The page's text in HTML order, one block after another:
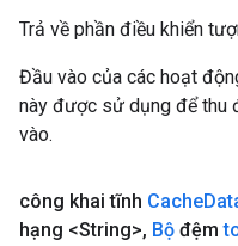
Trả về phần điều khiển
Đầu vào của các hoạt
này được sử dụng để thu
vào.
công khai tĩnh Cache
hạng <String>, Bộ đệm